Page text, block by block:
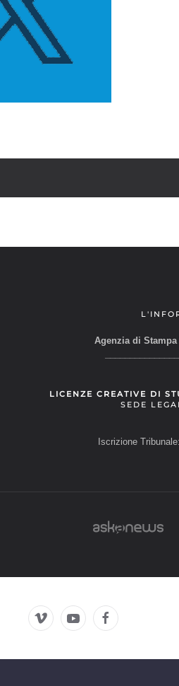
Agenzia di Stampa
LICENZE CREATIVE DI
SEDE
Iscrizione